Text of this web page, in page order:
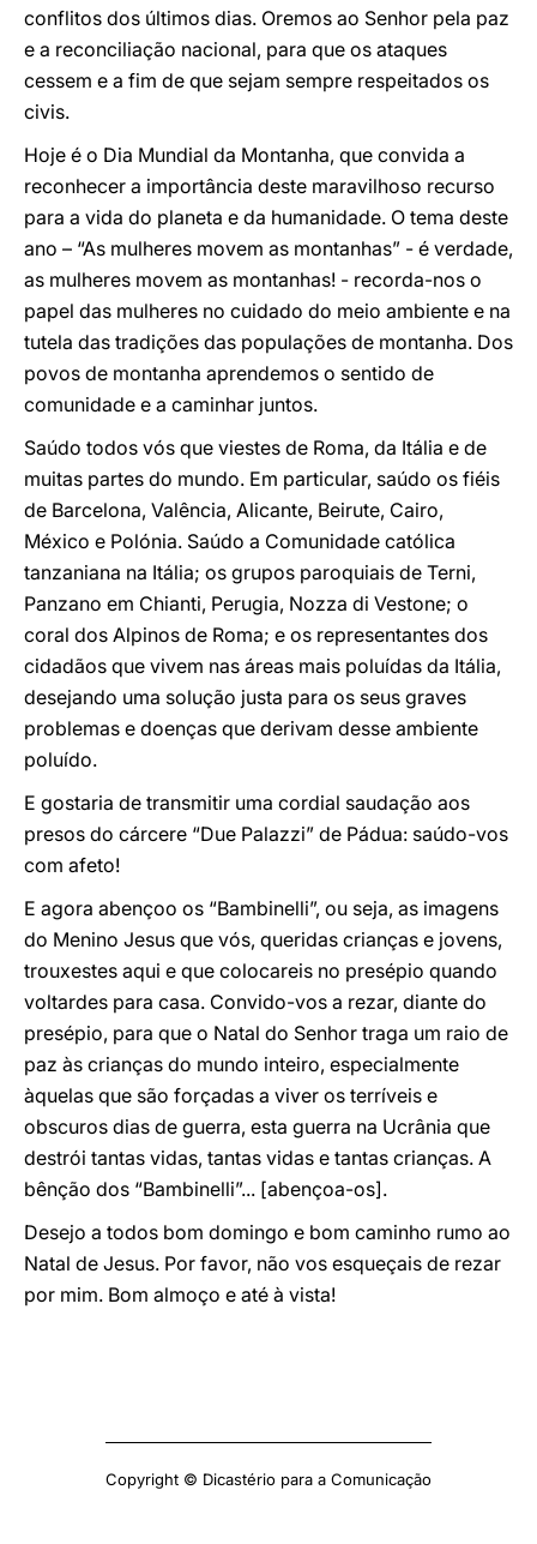
conflitos dos últimos dias. Oremos ao Senhor pela paz
e a reconciliação nacional, para que os ataques
cessem e a fim de que sejam sempre respeitados os
civis.
Hoje é o Dia Mundial da Montanha, que convida a
reconhecer a importância deste maravilhoso recurso
para a vida do planeta e da humanidade. O tema deste
ano – “As mulheres movem as montanhas” - é verdade,
as mulheres movem as montanhas! - recorda-nos o
papel das mulheres no cuidado do meio ambiente e na
tutela das tradições das populações de montanha. Dos
povos de montanha aprendemos o sentido de
comunidade e a caminhar juntos.
Saúdo todos vós que viestes de Roma, da Itália e de
muitas partes do mundo. Em particular, saúdo os fiéis
de Barcelona, Valência, Alicante, Beirute, Cairo,
México e Polónia. Saúdo a Comunidade católica
tanzaniana na Itália; os grupos paroquiais de Terni,
Panzano em Chianti, Perugia, Nozza di Vestone; o
coral dos Alpinos de Roma; e os representantes dos
cidadãos que vivem nas áreas mais poluídas da Itália,
desejando uma solução justa para os seus graves
problemas e doenças que derivam desse ambiente
poluído.
E gostaria de transmitir uma cordial saudação aos
presos do cárcere “Due Palazzi” de Pádua: saúdo-vos
com afeto!
E agora abençoo os “Bambinelli”, ou seja, as imagens
do Menino Jesus que vós, queridas crianças e jovens,
trouxestes aqui e que colocareis no presépio quando
voltardes para casa. Convido-vos a rezar, diante do
presépio, para que o Natal do Senhor traga um raio de
paz às crianças do mundo inteiro, especialmente
àquelas que são forçadas a viver os terríveis e
obscuros dias de guerra, esta guerra na Ucrânia que
destrói tantas vidas, tantas vidas e tantas crianças. A
bênção dos “Bambinelli”... [abençoa-os].
Desejo a todos bom domingo e bom caminho rumo ao
Natal de Jesus. Por favor, não vos esqueçais de rezar
por mim. Bom almoço e até à vista!
Copyright © Dicastério para a Comunicação